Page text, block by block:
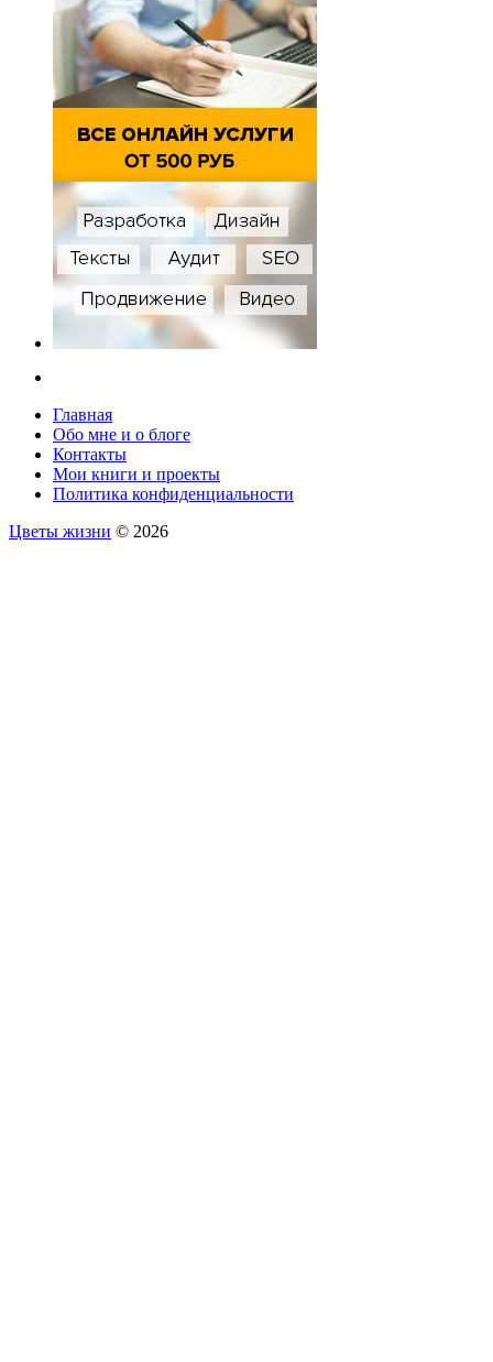
Главная
Обо мне и о блоге
Контакты
Мои книги и проекты
Политика конфиденциальности
Цветы жизни © 2026